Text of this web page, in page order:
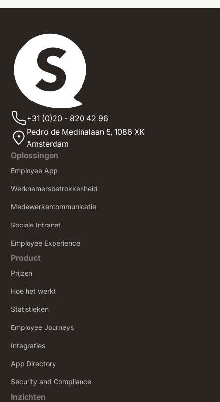
+31 (0)20 - 820 42 96
Pedro de Medinalaan 5,1086 XK
Amsterdam
Oplossingen
Employee App
Werknemersbetrokkenheid
Medewerkercommunicatie
Sociale Intranet
‍Employee Experience
Product
Prijzen
Hoe het werkt
Statistieken
Employee Journeys
Integraties
App Directory
Security and Compliance
Inzichten